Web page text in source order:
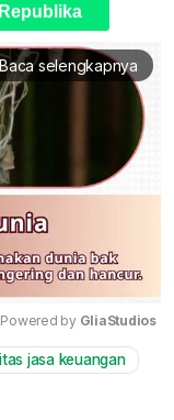
Baca selengkapnya
Mute
Powered by GliaStudios
jasa keuangan